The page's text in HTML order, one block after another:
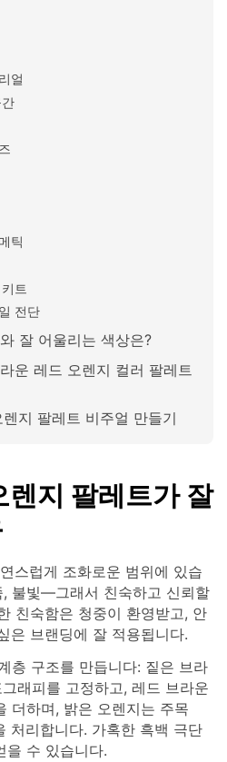
얼
틱
트
전단
잘 어울리는 색상은?
운 레드 오렌지 컬러 팔레트
지 팔레트 비주얼 만들기
렌지 팔레트가 잘
스럽게 조화로운 범위에 있습
불빛—그래서 친숙하고 신뢰할
친숙함은 청중이 환영받고, 안
은 브랜딩에 잘 적용됩니다.
층 구조를 만듭니다: 짙은 브라
래피를 고정하고, 레드 브라운
더하며, 밝은 오렌지는 주목
처리합니다. 가혹한 흑백 극단
을 수 있습니다.